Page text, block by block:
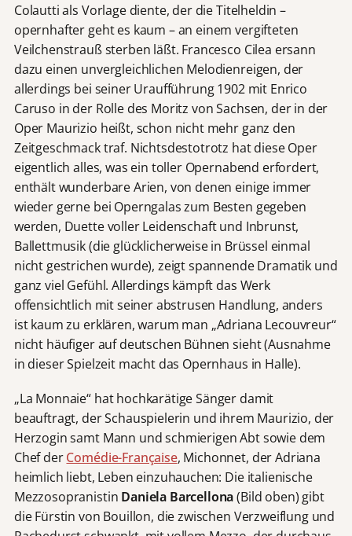
Colautti als Vorlage diente, der die Titelheldin –
opernhafter geht es kaum – an einem vergifteten
Veilchenstrauß sterben läßt. Francesco Cilea ersann
dazu einen unvergleichlichen Melodienreigen, der
allerdings bei seiner Uraufführung 1902 mit Enrico
Caruso in der Rolle des Moritz von Sachsen, der in der
Oper Maurizio heißt, schon nicht mehr ganz den
Zeitgeschmack traf. Nichtsdestotrotz hat diese Oper
eigentlich alles, was ein toller Opernabend erfordert,
enthält wunderbare Arien, von denen einige immer
wieder gerne bei Operngalas zum Besten gegeben
werden, Duette voller Leidenschaft und Inbrunst,
Ballettmusik (die glücklicherweise in Brüssel einmal
nicht gestrichen wurde), zeigt spannende Dramatik und
ganz viel Gefühl. Allerdings kämpft das Werk
offensichtlich mit seiner abstrusen Handlung, anders
ist kaum zu erklären, warum man „Adriana Lecouvreur“
nicht häufiger auf deutschen Bühnen sieht (Ausnahme
in dieser Spielzeit macht das Opernhaus in Halle).
„La Monnaie“ hat hochkarätige Sänger damit
beauftragt, der Schauspielerin und ihrem Maurizio, der
Herzogin samt Mann und schmierigen Abt sowie dem
Chef derComédie-Française, Michonnet, der Adriana
heimlich liebt, Leben einzuhauchen: Die italienische
Mezzosopranistin Daniela Barcellona(Bild oben) gibt
die Fürstin von Bouillon, die zwischen Verzweiflung und